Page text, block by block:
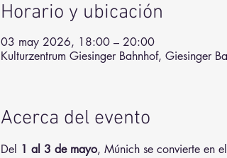
Horario y ubicación
03 may 2026, 18:00 – 20:00
Kulturzentrum Giesinger Bahnhof, Giesinger
Acerca del evento
Del 1 al 3 de mayo, Múnich se convierte en